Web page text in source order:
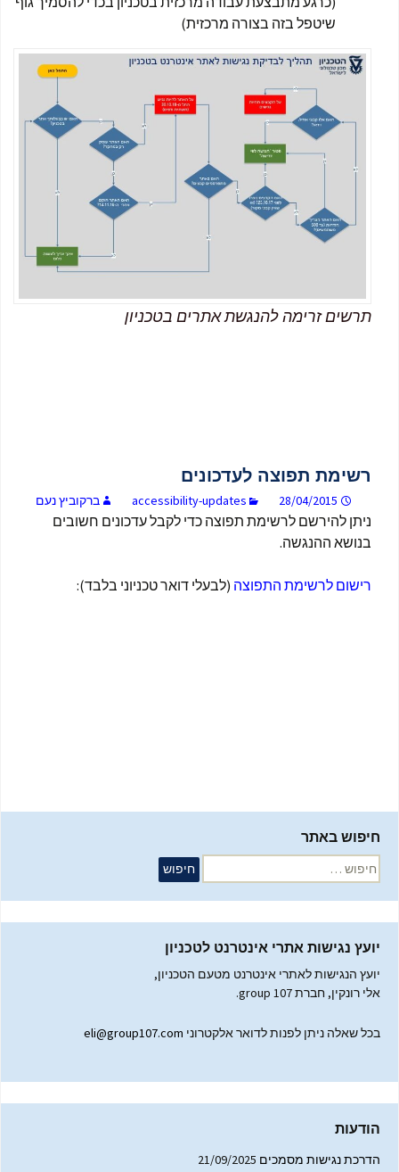
שיטפל בזה בצורה מרכזית)
תרשים זרימה להנגשת אתרים בטכניון
רשימת תפוצה לעדכונים
28/04/2015
accessibility-updates ברקוביץ נעם
ניתן להירשם לרשימת תפוצה כדי לקבל עדכונים חשובים
בנושא ההנגשה.
רישום לרשימת התפוצה (לבעלי דואר טכניוני בלבד):
חיפוש באתר
חיפוש:
יועץ נגישות אתרי אינטרנט לטכניון
יועץ הנגישות לאתרי אינטרנט מטעם הטכניון,
אלי רונקין, חברת group 107.
בכל שאלה ניתן לפנות לדואר אלקטרוני eli@group107.com
הודעות
הדרכת נגישות מסמכים 21/09/2025